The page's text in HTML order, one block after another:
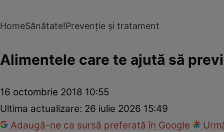
HomeSănătate!Prevenție și tratament
Alimentele care te ajută să
16 octombrie 2018 10:55
Ultima actualizare: 26 iulie 2026 15:49
Adaugă-ne ca sursă preferată în Google